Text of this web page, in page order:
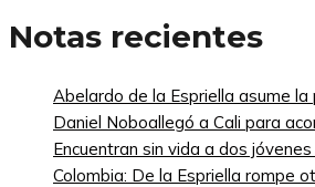
Notas recientes
Abelardo de la Espriella asume la
Daniel Noboallegó a Cali para
Encuentran sin vida a dos
Colombia: De la Espriella rompe